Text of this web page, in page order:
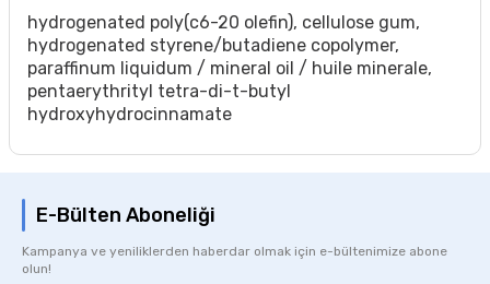
hydrogenated poly(c6-20 olefin), cellulose gum,
hydrogenated styrene/butadiene copolymer,
paraffinum liquidum / mineral oil / huile minerale,
pentaerythrityl tetra-di-t-butyl
hydroxyhydrocinnamate
E-Bülten Aboneliği
Kampanya ve yeniliklerden haberdar olmak için e-bültenimize abone
olun!